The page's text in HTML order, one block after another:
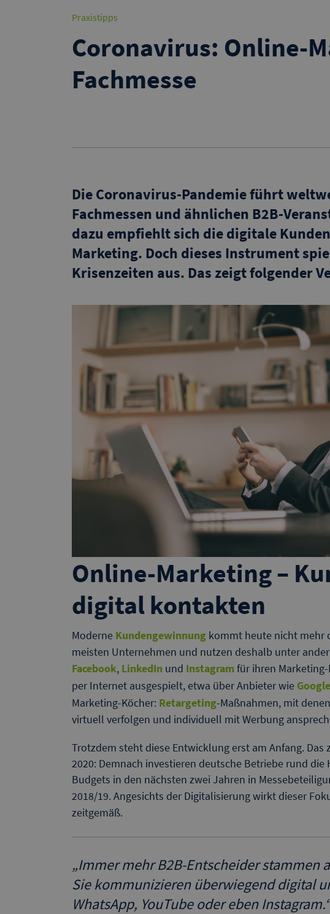
Praxistipps
Coronavirus: Online-
Fachmesse
Die Coronavirus-Pandemie führt
Fachmessen und ähnlichen B2B-
dazu empfiehlt sich die digitale
Marketing. Doch dieses Instrument
Krisenzeiten aus. Das zeigt folgender
Online-Marketing –
digital kontakten
Moderne Kundengewinnung kommt heute nicht mehr
meisten Unternehmen und nutzen deshalb unter
Facebook, LinkedIn und Instagramfür ihren
per Internet ausgespielt, etwa über Anbieter wie
Marketing-Köcher: Retargeting-Maßnahmen, mit
virtuell verfolgen und individuell mit Werbung
Trotzdem steht diese Entwicklung erst am Anfang. Das
2020: Demnach investieren deutsche Betriebe rund
Budgets in den nächsten zwei Jahren in
2018/19. Angesichts der Digitalisierung wirkt dieser
zeitgemäß.
„Immer mehr B2B-Entscheider stammen
Sie kommunizieren überwiegend digital
WhatsApp, YouTube oder eben Instagram.“